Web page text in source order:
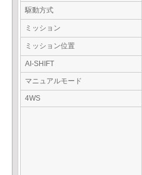
駆動方式
ミッション
ミッション位置
AI-SHIFT
マニュアルモード
4WS